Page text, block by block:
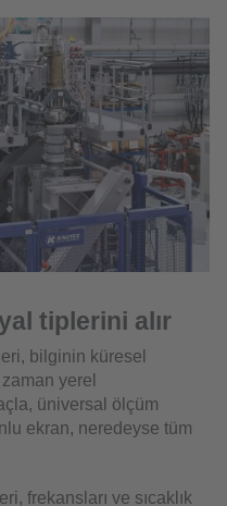
tiplerini alır
bilginin küresel
yerel
üniversal ölçüm
ekran, neredeyse tüm
frekansları ve sıcaklık